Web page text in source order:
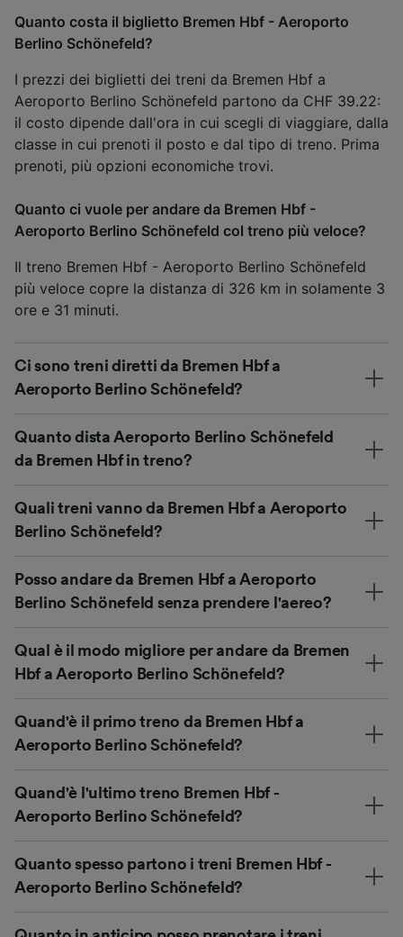
Quanto costa il biglietto Bremen Hbf - Aeroporto
Berlino Schönefeld?
I prezzi dei biglietti dei treni da Bremen Hbf a
Aeroporto Berlino Schönefeld partono da CHF 39.22:
il costo dipende dall'ora in cui scegli di viaggiare, dalla
classe in cui prenoti il posto e dal tipo di treno. Prima
prenoti, più opzioni economiche trovi.
Quanto ci vuole per andare da Bremen Hbf -
Aeroporto Berlino Schönefeld col treno più veloce?
Il treno Bremen Hbf - Aeroporto Berlino Schönefeld
più veloce copre la distanza di 326 km in solamente 3
ore e 31 minuti.
Ci sono treni diretti da Bremen Hbf a
Aeroporto Berlino Schönefeld?
Quanto dista Aeroporto Berlino Schönefeld
da Bremen Hbf in treno?
Quali treni vanno da Bremen Hbf a Aeroporto
Berlino Schönefeld?
Posso andare da Bremen Hbf a Aeroporto
Berlino Schönefeld senza prendere l'aereo?
Qual è il modo migliore per andare da Bremen
Hbf a Aeroporto Berlino Schönefeld?
Quand'è il primo treno da Bremen Hbf a
Aeroporto Berlino Schönefeld?
Quand'è l'ultimo treno Bremen Hbf -
Aeroporto Berlino Schönefeld?
Quanto spesso partono i treni Bremen Hbf -
Aeroporto Berlino Schönefeld?